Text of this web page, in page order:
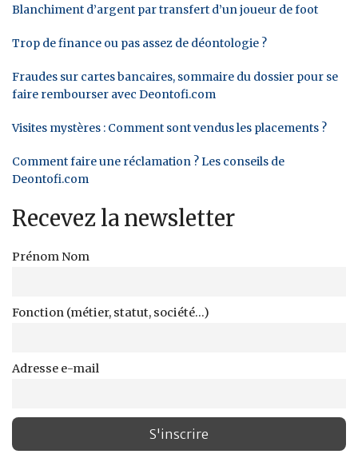
Blanchiment d’argent par transfert d’un joueur de foot
Trop de finance ou pas assez de déontologie ?
Fraudes sur cartes bancaires, sommaire du dossier pour se
faire rembourser avec Deontofi.com
Visites mystères : Comment sont vendus les placements ?
Comment faire une réclamation ? Les conseils de
Deontofi.com
Recevez la newsletter
Prénom Nom
Fonction (métier, statut, société...)
Adresse e-mail